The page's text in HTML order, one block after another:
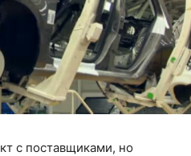
с поставщиками, но